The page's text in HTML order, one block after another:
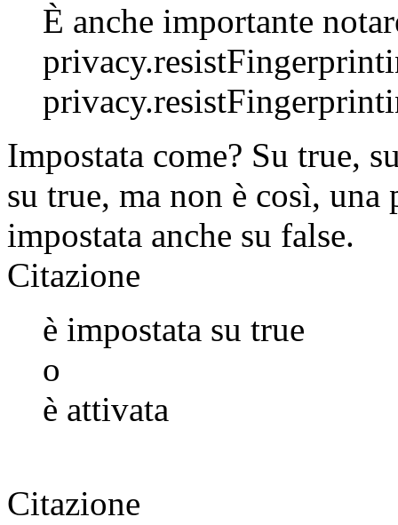
È anche importante
Impostata come? Su true,
su true, ma non è così, una
impostata anche su false.
Citazione
è impostata su true
o
è attivata
Citazione